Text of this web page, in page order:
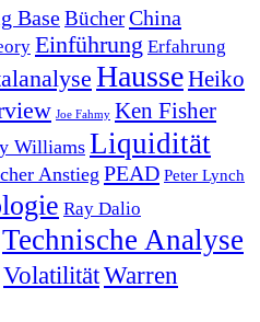
BaseBücherChina
Einführung Erfahrung
HausseHeiko
Joe Fahmy Ken Fisher
WilliamsLiquidität
Anstieg PEAD Peter Lynch
Ray Dalio
Technische Analyse
VolatilitätWarren